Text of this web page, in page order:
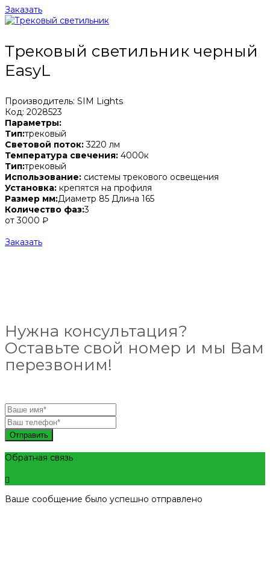
Заказать
Трековый светильник черный
EasyL
Производитель: SIM Lights
Код: 2028523
Параметры:
Тип:трековый
Световой поток:3220 лм
Температура свечения: 4000к
Тип:трековый
Использование: системы трекового освещения
Установка: крепятся на профиля
Размер мм:Диаметр 85 Длина 165
Количество фаз:3
от 3000 ₽
Заказать
Нужна консультация?
Оставьте свой номер и мы Вам
перезвоним!
Отправить
Обратная связь
Ваше сообщение было успешно отправлено